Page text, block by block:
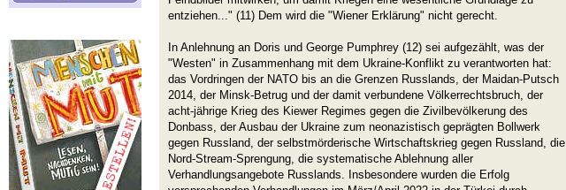
entziehen..." (11) Dem wird die "Wiener Erklärung" nicht gerecht.
In Anlehnung an Doris und George Pumphrey (12) sei aufgezählt, was der
"Westen" in Zusammenhang mit dem Ukraine-Konflikt zu verantworten hat:
das Vordringen der NATO bis an die Grenzen Russlands, der Maidan-Putsch
2014, der Minsk-Betrug und der damit verbundene Völkerrechtsbruch, der
acht-jährige Krieg des Kiewer Regimes gegen die Zivilbevölkerung des
Donbass, der Ausbau der Ukraine zum neonazistisch geprägten Bollwerk
gegen Russland, der selbstmörderische Wirtschaftskrieg gegen Russland, die
Nord-Stream-Sprengung, die systematische Ablehnung aller
Verhandlungsangebote Russlands. Insbesondere wurden die Erfolg